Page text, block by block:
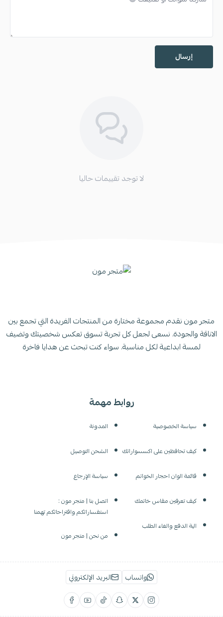
إرسال
لا توجد تقييمات حاليا
روابط مهمة
سياسة الخصوصية
كيف تحافظين على اكسسواراتك
قائمة الوان احجار الخواتم
كيف تعرفين مقاس خاتمك
الية الدفع والغاء الطلب
المدونة
الشحن التوصيل
سياسة الإرجاع
اتصل بنا | متجر مون :
استفساراتكم واقتراحاتكم تهمنا
من نحن | متجر مون
متجر مون نقدم مجموعة مختارة من المنتجات الفريدة التي تجمع بين
الاناقة والجودة. نسعى لجعل كل تجربة تسوق تعكس شخصيتك وتضيف
لمسة ابداعية لكل مناسبة. سواء كنت تبحث عن هدايا فاخرة
واتساب البريد الإلكتروني